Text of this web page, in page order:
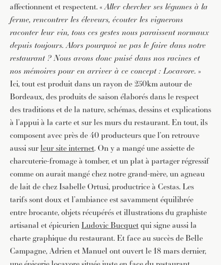
affectionnent et respectent. «Aller chercher ses légumes à la
ferme, rencontrer les éleveurs, écouter les vignerons
raconter leur vin, tous ces gestes nous paraissent normaux
depuis toujours. Alors pourquoi ne pas le faire dans notre
restaurant ? Nous avons donc puisé dans nos racines et
nos mémoires pour en arriver à ce concept : Locavore. »
Ici, tout est produit dans un rayon de 250km autour de
Bordeaux, des produits de saison élaborés dans le respect
des traditions et de la nature, schémas, dessins et explications
à l’appui à la carte et sur les murs du restaurant. En tout, ils
composent avec près de 40 producteurs que l’on retrouve
aussi surleur site internet. On y a mangé une assiette de
charcuterie-fromage à tomber, et un plat à partager régressif
comme on aurait mangé chez notre grand-mère, un agneau
de lait de chez Isabelle Ortusi, productrice à Cestas. Les
tarifs sont doux et l’ambiance est savamment équilibrée
entre brocante, objets récupérés et illustrations du graphiste
artisanal et épicurienLudovic Bucquetqui signe aussi la
charte graphique du restaurant. Et face au succès de Belle
Campagne, Adrien et Manuel ont ouvert le 18 mars dernier,